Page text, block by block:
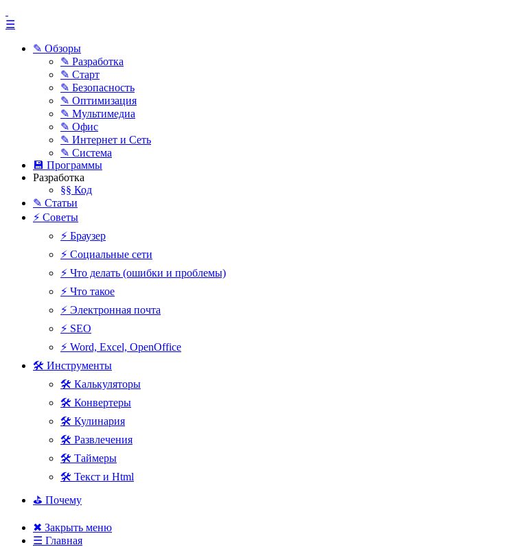
☰
✎ Обзоры
✎ Разработка
✎ Старт
✎ Безопасность
✎ Оптимизация
✎ Мультимедиа
✎ Офис
✎ Интернет и Сеть
✎ Система
💾 Программы
Разработка
§§ Код
✎ Статьи
⚡ Советы
⚡ Браузер
⚡ Социальные сети
⚡ Что делать (ошибки и проблемы)
⚡ Что такое
⚡ Электронная почта
⚡ SEO
⚡ Word, Excel, OpenOffice
🛠 Инструменты
🛠 Калькуляторы
🛠 Конвертеры
🛠 Кулинария
🛠 Развлечения
🛠 Таймеры
🛠 Текст и Html
⛳ Почему
✖ Закрыть меню
☰ Главная